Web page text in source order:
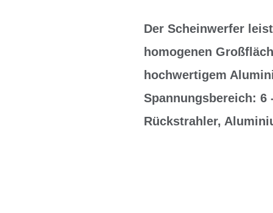
Der Scheinwerfer
homogenen
hochwertigem
Spannungsbereich: 6
Rückstrahler,